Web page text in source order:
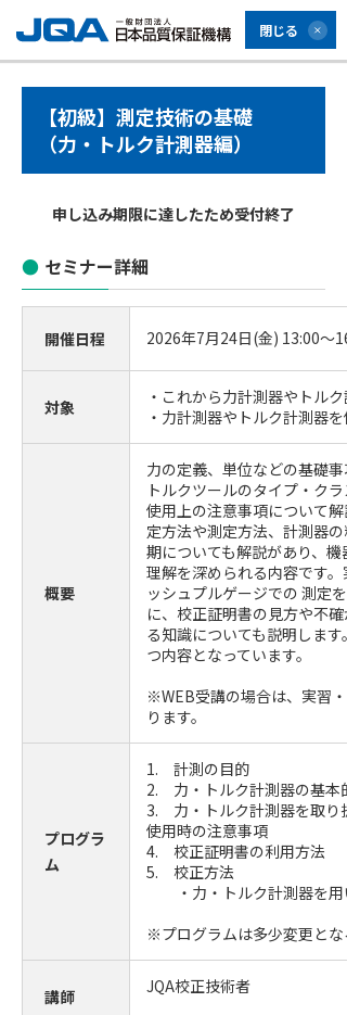
閉じる
【初級】測定技術の基礎
（力・トルク計測器編）
申し込み期限に達したため受付終了
セミナー詳細
開催日程 2026年7月24日(金) 13:00～
対象
・これから力計測器やトル
・力計測器やトルク計測器
概要
力の定義、単位などの基礎
トルクツールのタイプ・ク
使用上の注意事項について
定方法や測定方法、計測器
期についても解説があり、
理解を深められる内容です
ッシュプルゲージでの 測定
に、校正証明書の見方や不
る知識についても説明しま
つ内容となっています。
※WEB受講の場合は、実習
ります。
プログラ
ム
1. 計測の目的
2. 力・トルク計測器の基本
3. 力・トルク計測器を取り
使用時の注意事項
4. 校正証明書の利用方法
5. 校正方法
・力・トルク計測器を用
※プログラムは多少変更と
講師 JQA校正技術者